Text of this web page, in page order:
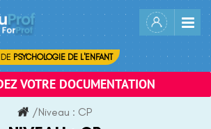
PSYCHOLOGIE DE L'ENFANT
VOTRE DOCUMENTATION
/Niveau : CP